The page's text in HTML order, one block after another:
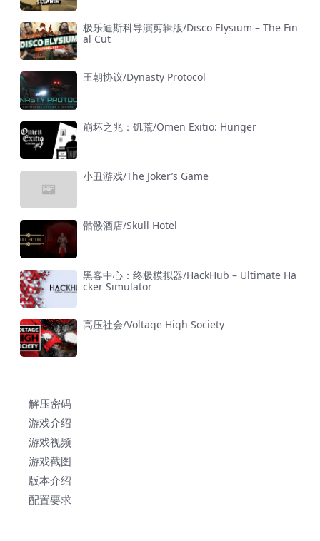
极乐迪斯科导演剪辑版/Disco Elysium – The Fin
al Cut
王朝协议/Dynasty Protocol
崩坏之兆：饥荒/Omen Exitio: Hunger
小丑游戏/The Joker’s Game
骷髅酒店/Skull Hotel
黑客中心：终极模拟器/HackHub – Ultimate Ha
cker Simulator
高压社会/Voltage High Society
解压密码
游戏介绍
游戏视频
游戏截图
版本介绍
配置要求